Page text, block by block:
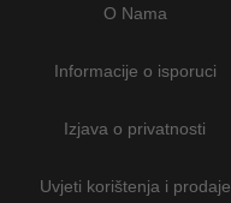
O Nama
Informacije o isporuci
Izjava o privatnosti
Uvjeti korištenja i prodaje